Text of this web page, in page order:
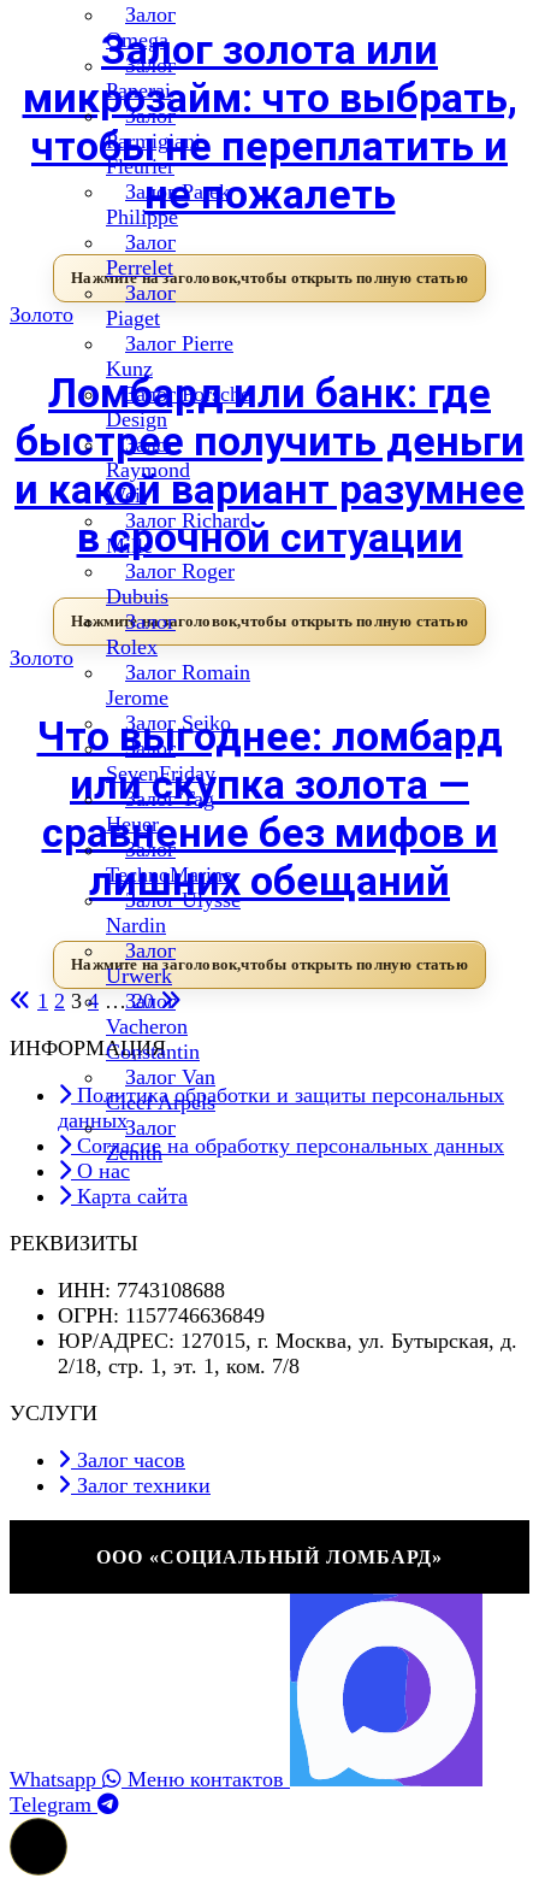
Залог
Omega
Залог
Panerai
Залог
Parmigiani
Fleurier
Залог Patek
Philippe
Залог
Perrelet
Залог
Piaget
Залог Pierre
Kunz
Залог Porsche
Design
Залог
Raymond
Weil
Залог Richard
Mille
Залог Roger
Dubuis
Залог
Rolex
Залог Romain
Jerome
Залог Seiko
Залог
SevenFriday
Залог Tag
Heuer
Залог
TechnoMarine
Залог Ulysse
Nardin
Залог
Urwerk
Залог
Vacheron
Constantin
Залог Van
Cleef Arpels
Залог
Zenith
Залог золота или
микрозайм: что выбрать,
чтобы не переплатить и
не пожалеть
Золото
Ломбард или банк: где
быстрее получить деньги
и какой вариант разумнее
в срочной ситуации
Золото
Что выгоднее: ломбард
или скупка золота —
сравнение без мифов и
лишних обещаний
Пагинация
записей
1 2 3 4 … 20
ИНФОРМАЦИЯ
Политика обработки и защиты персональных
данных
Согласие на обработку персональных данных
О нас
Карта сайта
РЕКВИЗИТЫ
ИНН: 7743108688
ОГРН: 1157746636849
ЮР/АДРЕС: 127015, г. Москва, ул. Бутырская, д.
2/18, стр. 1, эт. 1, ком. 7/8
УСЛУГИ
Залог часов
Залог техники
ООО «СОЦИАЛЬНЫЙ ЛОМБАРД»
Whatsapp
Меню контактов
Telegram